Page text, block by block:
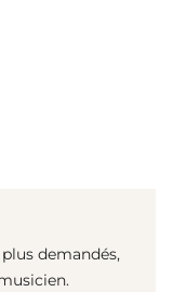
demandés,